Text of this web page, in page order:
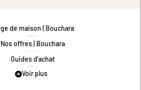
de maison | Bouchara
Nos offres | Bouchara
Guides d'achat
Guide des tailles
Voir plus